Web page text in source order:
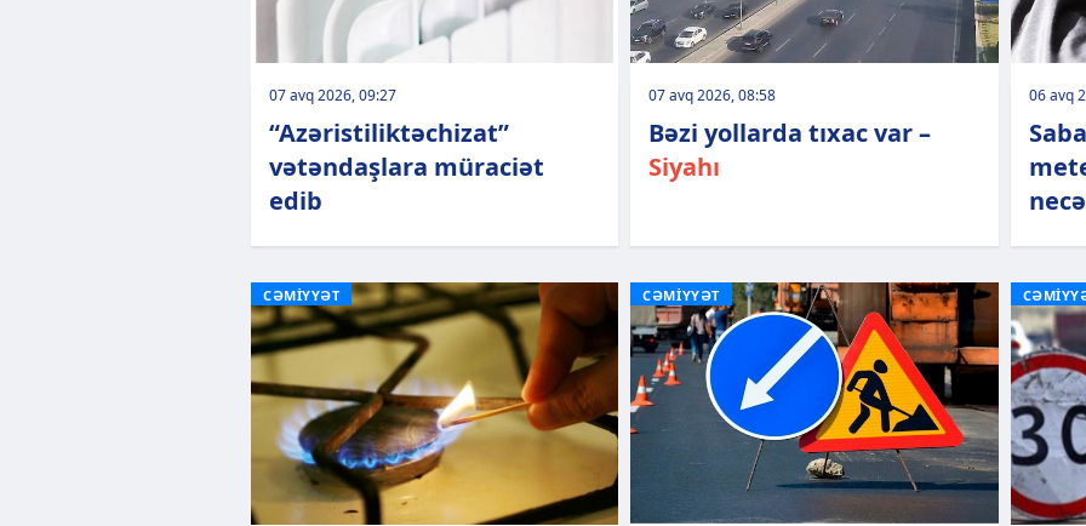
07 avq 2026, 09:27
“Azəristiliktəchizat”
vətəndaşlara müraciət
edib
07 avq 2026, 08:58
Bəzi yollarda tıxac var –
Siyahı
06 avq
CƏMİYYƏT CƏMİYYƏT